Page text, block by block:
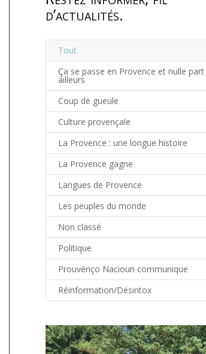
d’actualités.
Tout
Ça se passe en Provence et nulle part
ailleurs
Coup de gueule
Culture provençale
La Provence : une longue histoire
La Provence gagne
Langues de Provence
Les peuples du monde
Non classé
Politique
Prouvènço Nacioun communique
Réinformation/Désintox